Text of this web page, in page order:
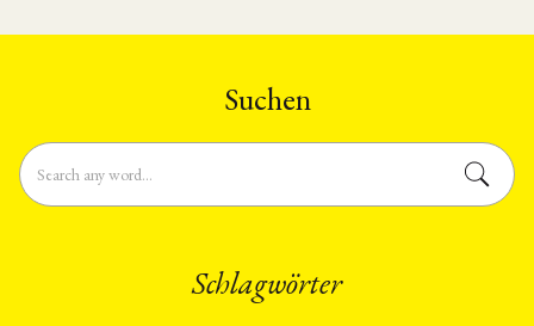
Suchen
Schlagwörter